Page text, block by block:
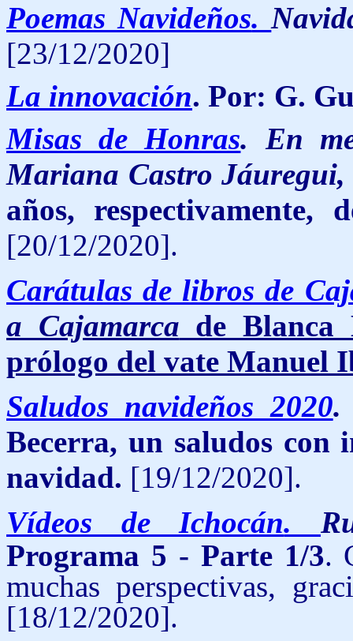
Poemas Navideños.
[23/12/2020]
La innovación. Por: G.
Misas de Honras. En
Mariana Castro Jáuregui,
años, respectivamente,
[20/12/2020].
Carátulas de libros de
a Cajamarca de Blanca
prólogo del vate Manuel
Saludos navideños 2020
Becerra, un saludos con
navidad. [19/12/2020].
Vídeos de Ichocán.
Programa 5 - Parte 1/3.
muchas perspectivas,
[18/12/2020].